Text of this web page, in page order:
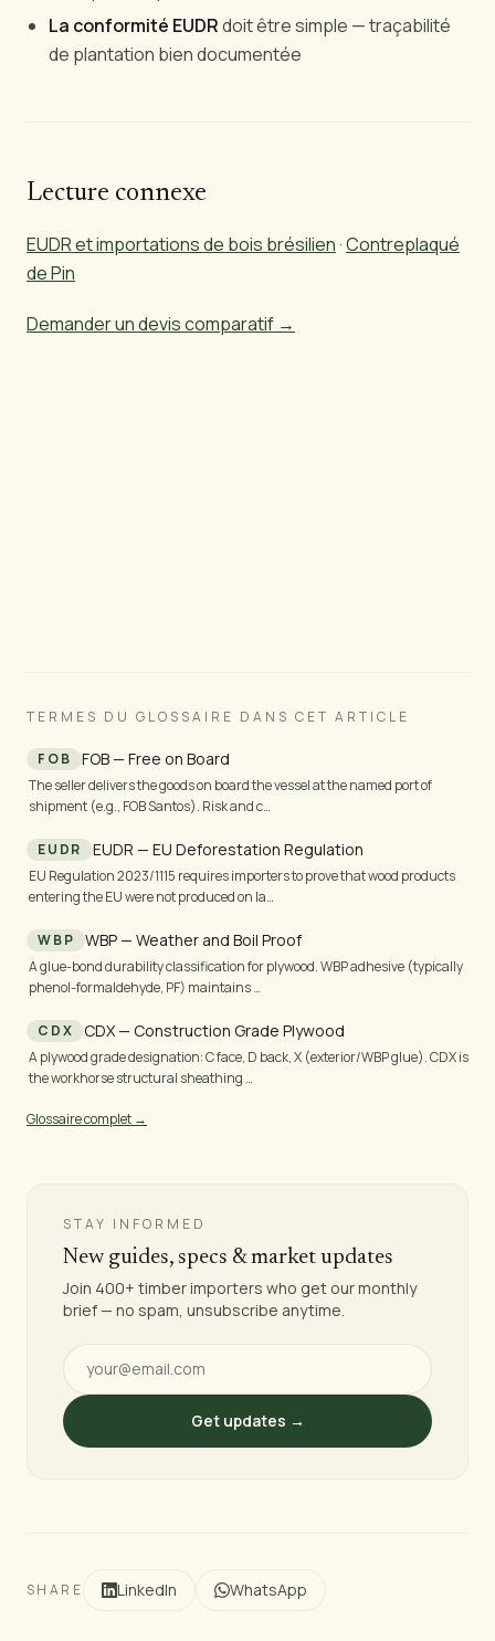
La conformité EUDRdoit être simple — traçabilité
de plantation bien documentée
Lecture connexe
EUDR et importations de bois brésilien ·Contreplaqué
de Pin
Demander un devis comparatif →
TERMES DU GLOSSAIRE DANS CET ARTICLE
FOB FOB — Free on Board
The seller delivers the goods on board the vessel at the named port of
shipment (e.g., FOB Santos). Risk and c…
EUDR EUDR — EU Deforestation Regulation
EU Regulation 2023/1115 requires importers to prove that wood products
entering the EU were not produced on la…
WBP WBP — Weather and Boil Proof
A glue-bond durability classification for plywood. WBP adhesive (typically
phenol-formaldehyde, PF) maintains …
CDX CDX — Construction Grade Plywood
A plywood grade designation: C face, D back, X (exterior/WBP glue). CDX is
the workhorse structural sheathing …
Glossaire complet →
STAY INFORMED
New guides, specs & market updates
Join 400+ timber importers who get our monthly
brief — no spam, unsubscribe anytime.
Get updates →
SHARE LinkedIn WhatsApp